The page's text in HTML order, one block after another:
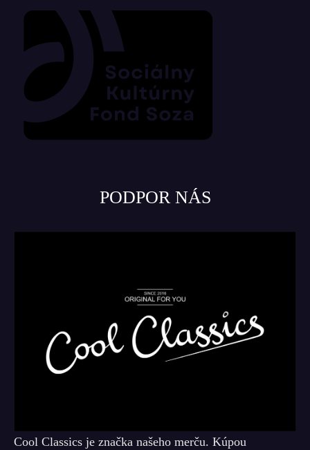
PODPOR NÁS
Cool Classics je značka našeho merču. Kúpou